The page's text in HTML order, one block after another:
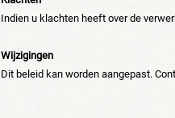
Indien u klachten heeft over de
Wijzigingen
Dit beleid kan worden aangepast.